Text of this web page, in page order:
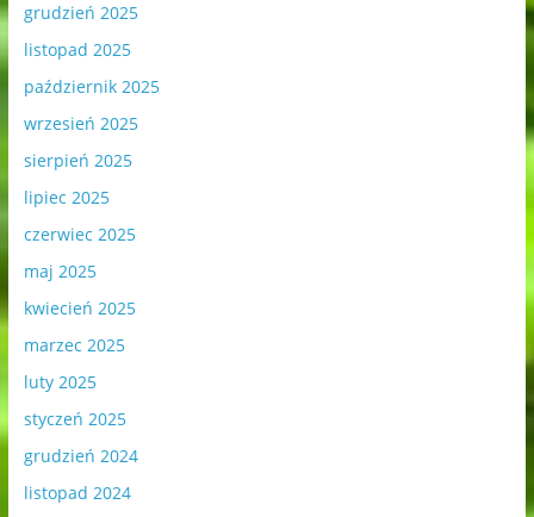
grudzień 2025
listopad 2025
październik 2025
wrzesień 2025
sierpień 2025
lipiec 2025
czerwiec 2025
maj 2025
kwiecień 2025
marzec 2025
luty 2025
styczeń 2025
grudzień 2024
listopad 2024